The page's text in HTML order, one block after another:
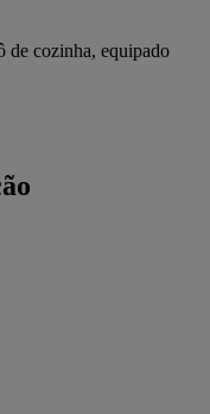
de cozinha, equipado